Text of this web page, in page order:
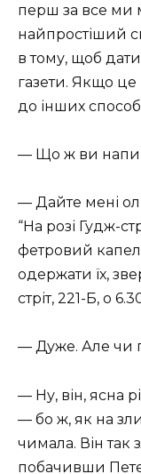
перш за все ми
найпростіший
в тому, щоб
газети. Якщо
до інших
— Що ж ви
— Дайте мені
“На розі Гудж-
фетровий
одержати їх,
стріт, 221-Б, о
— Дуже. Але чи
— Ну, він, ясна
— бо ж, як на
чимала. Він так
побачивши